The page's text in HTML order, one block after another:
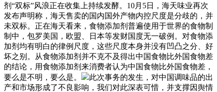
剂“双标”风浪正在收集上持续发酵。10月5日，海天味业再次
发布声明称，海天售卖的国内国外产物内控尺度是分歧的，并
未双标。正在海天看来，食物添加剂普遍使用于世界的食物制
制中，包罗美国，欧盟、日本等发财国度无一破例。对食物添
加剂均有明白的律例尺度，这些尺度本身并没有凹凸之分、好
坏之别。从食物添加剂并不克不及得出中国食物比外国食物差
的结论，用食物添加剂来消费者认为中国食物比外国食物差，
要么是不明，要么是。
此次事务的发生，对中国调味品的出
产和市场形成了不良影响，我们对此深表可惜，并支撑因舆情